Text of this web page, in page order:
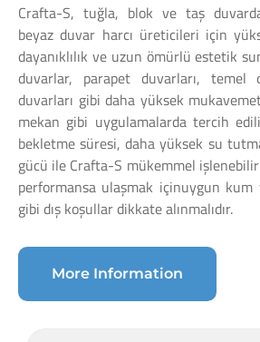
Crafta-S, tuğla, blok ve taş
beyaz duvar harcı üreticileri için
dayanıklılık ve uzun ömürlü estetik
duvarlar, parapet duvarları, temel
duvarları gibi daha yüksek
mekan gibi uygulamalarda tercih
bekletme süresi, daha yüksek su
gücü ile Crafta-S mükemmel
performansa ulaşmak içinuygun kum
gibi dış koşullar dikkate alınmalıdır.
More Information